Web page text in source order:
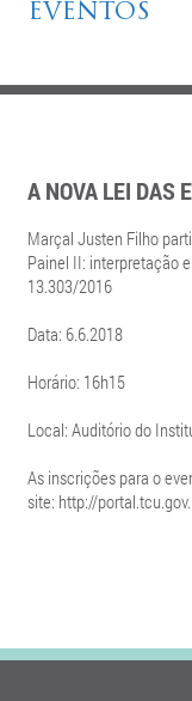
EVENTOS
A NOVA LEI DAS
Marçal Justen Filho
Painel II: interpretação
13.303/2016
Data: 6.6.2018
Horário: 16h15
Local: Auditório do
As inscrições para o
site: http://